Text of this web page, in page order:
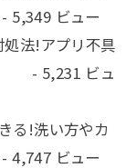
- 5,349 ビュー
法!アプリ不具
♪
- 5,231 ビュ
る!洗い方やカ
- 4,747 ビュー